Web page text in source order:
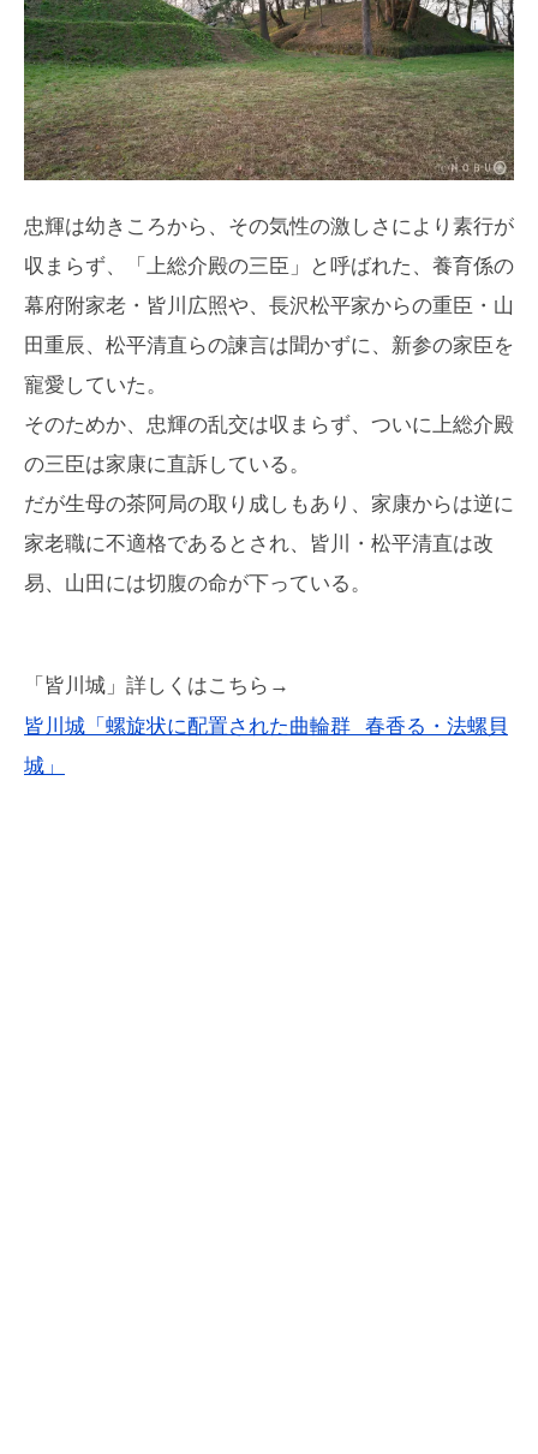
忠輝は幼きころから、その気性の激しさにより素行が
収まらず、「上総介殿の三臣」と呼ばれた、養育係の
幕府附家老・皆川広照や、長沢松平家からの重臣・山
田重辰、松平清直らの諫言は聞かずに、新参の家臣を
寵愛していた。
そのためか、忠輝の乱交は収まらず、ついに上総介殿
の三臣は家康に直訴している。
だが生母の茶阿局の取り成しもあり、家康からは逆に
家老職に不適格であるとされ、皆川・松平清直は改
易、山田には切腹の命が下っている。
「皆川城」詳しくはこちら→
皆川城「螺旋状に配置された曲輪群 春香る・法螺貝
城」